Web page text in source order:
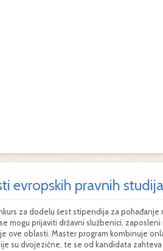
evropskih pravnih
za dodelu šest stipendija za
mogu prijaviti državni službenici, zaposleni
oblasti. Master program kombinuje
su dvojezične, te se od kandidata